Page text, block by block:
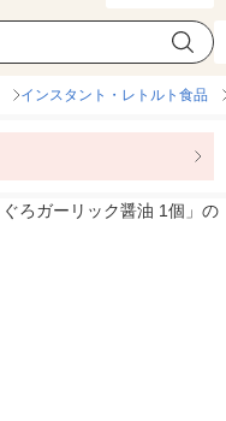
インスタント・レトルト食品